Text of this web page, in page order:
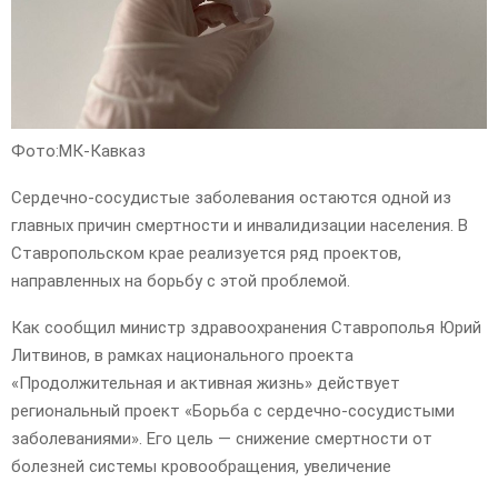
Фото:МК-Кавказ
Сердечно-сосудистые заболевания остаются одной из
главных причин смертности и инвалидизации населения. В
Ставропольском крае реализуется ряд проектов,
направленных на борьбу с этой проблемой.
Как сообщил министр здравоохранения Ставрополья Юрий
Литвинов, в рамках национального проекта
«Продолжительная и активная жизнь» действует
региональный проект «Борьба с сердечно-сосудистыми
заболеваниями». Его цель — снижение смертности от
болезней системы кровообращения, увеличение